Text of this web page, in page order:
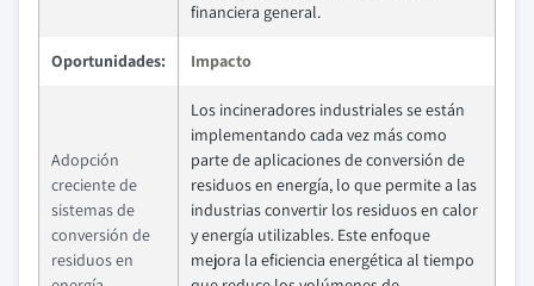
financiera general.
Oportunidades: Impacto
Adopción
creciente de
sistemas de
conversión de
residuos en
Los incineradores industriales se están
implementando cada vez más como
parte de aplicaciones de conversión de
residuos en energía, lo que permite a las
industrias convertir los residuos en calor
y energía utilizables. Este enfoque
mejora la eficiencia energética al tiempo